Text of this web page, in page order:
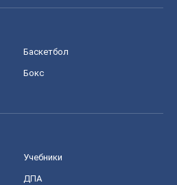
Баскетбол
Бокс
Учебники
ДПА